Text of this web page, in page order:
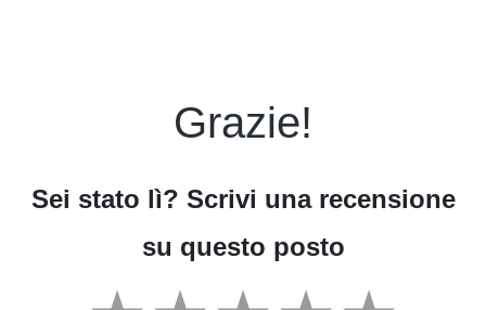
Grazie!
Sei stato lì? Scrivi una recensione
su questo posto